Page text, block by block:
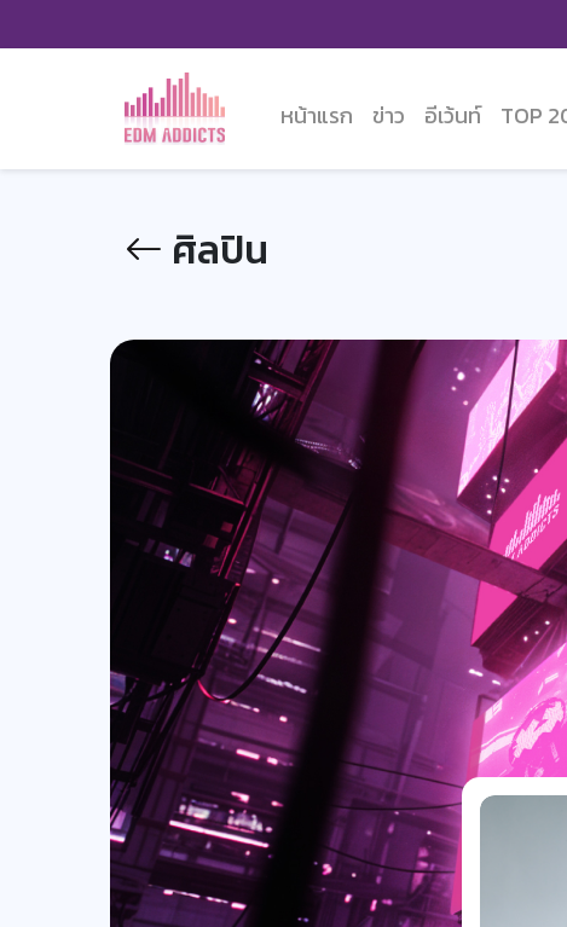
หน้าแรก ข่าว อีเว้นท์ TOP
ศิลปิน